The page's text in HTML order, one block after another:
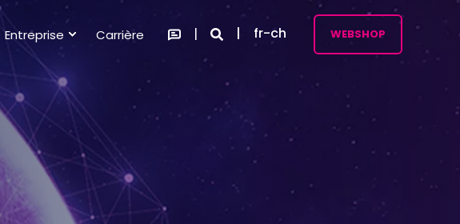
Entreprise Carrière fr-ch WEBSHOP